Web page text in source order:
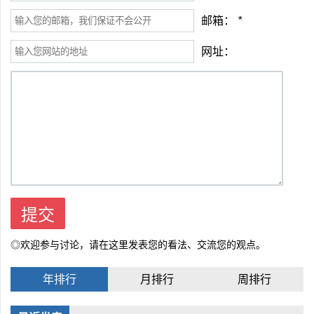
邮箱： *
网址：
◎欢迎参与讨论，请在这里发表您的看法、交流您的观点。
年排行 月排行 周排行